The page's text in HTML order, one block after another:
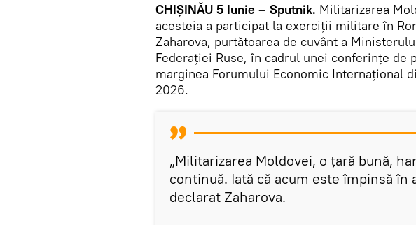
CHIȘINĂU 5 Iunie – Sputnik. Militarizarea
acesteia a participat la exerciții militare în
Zaharova, purtătoarea de cuvânt a
Federației Ruse, în cadrul unei conferințe de
marginea Forumului Economic Internațional
2026.
„Militarizarea Moldovei, o țară bună,
continuă. Iată că acum este împinsă în
declarat Zaharova.